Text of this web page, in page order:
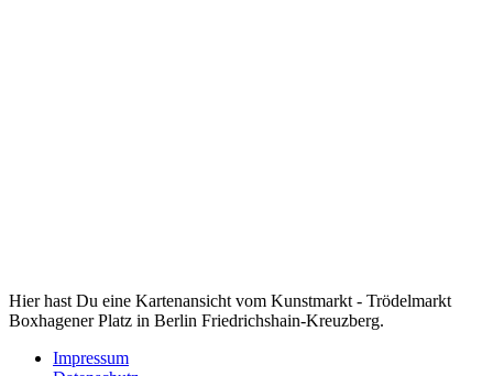
Hier hast Du eine Kartenansicht vom Kunstmarkt - Trödelmarkt
Boxhagener Platz in Berlin Friedrichshain-Kreuzberg.
Impressum